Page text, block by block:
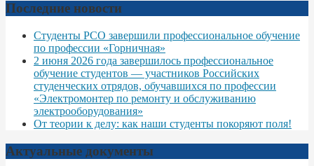
Последние новости
Студенты РСО завершили профессиональное обучение
по профессии «Горничная»
2 июня 2026 года завершилось профессиональное
обучение студентов — участников Российских
студенческих отрядов, обучавшихся по профессии
«Электромонтер по ремонту и обслуживанию
электрооборудования»
От теории к делу: как наши студенты покоряют поля!
Актуальные документы